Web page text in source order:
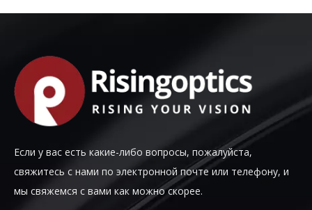
Если у вас есть какие-либо вопросы, пожалуйста,
свяжитесь с нами по электронной почте или телефону, и
мы свяжемся с вами как можно скорее.